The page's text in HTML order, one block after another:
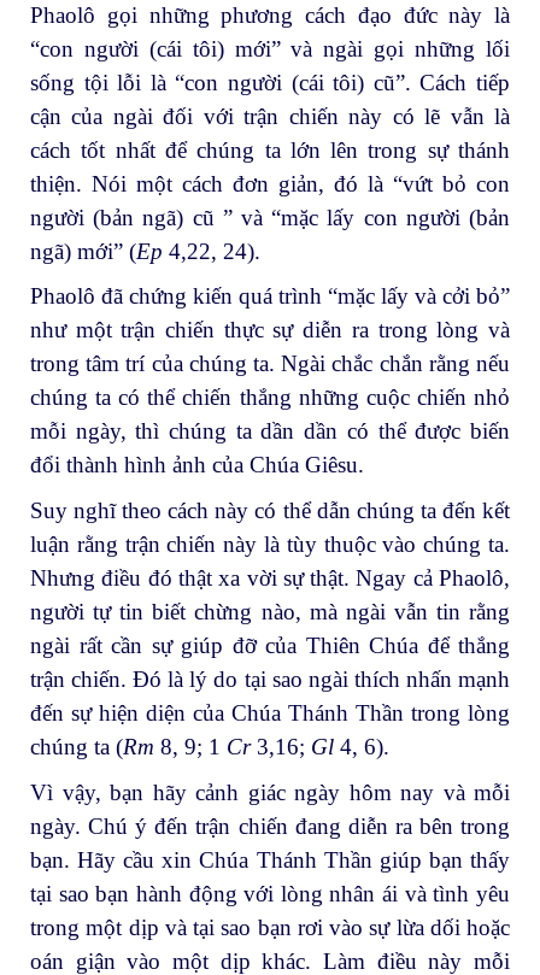
Phaolô gọi những phương cách đạo đức này là
“con người (cái tôi) mới” và ngài gọi những lối
sống tội lỗi là “con người (cái tôi) cũ”. Cách tiếp
cận của ngài đối với trận chiến này có lẽ vẫn là
cách tốt nhất để chúng ta lớn lên trong sự thánh
thiện. Nói một cách đơn giản, đó là “vứt bỏ con
người (bản ngã) cũ ” và “mặc lấy con người (bản
ngã) mới” (Ep 4,22, 24).
Phaolô đã chứng kiến ​​quá trình “mặc lấy và cởi bỏ”
như một trận chiến thực sự diễn ra trong lòng và
trong tâm trí của chúng ta. Ngài chắc chắn rằng nếu
chúng ta có thể chiến thắng những cuộc chiến nhỏ
mỗi ngày, thì chúng ta dần dần có thể được biến
đổi thành hình ảnh của Chúa Giêsu.
Suy nghĩ theo cách này có thể dẫn chúng ta đến kết
luận rằng trận chiến này là tùy thuộc vào chúng ta.
Nhưng điều đó thật xa vời sự thật. Ngay cả Phaolô,
người tự tin biết chừng nào, mà ngài vẫn tin rằng
ngài rất cần sự giúp đỡ của Thiên Chúa để thắng
trận chiến. Đó là lý do tại sao ngài thích nhấn mạnh
đến sự hiện diện của Chúa Thánh Thần trong lòng
chúng ta (Rm 8, 9; 1 Cr3,16; Gl 4, 6).
Vì vậy, bạn hãy cảnh giác ngày hôm nay và mỗi
ngày. Chú ý đến trận chiến đang diễn ra bên trong
bạn. Hãy cầu xin Chúa Thánh Thần giúp bạn thấy
tại sao bạn hành động với lòng nhân ái và tình yêu
trong một dịp và tại sao bạn rơi vào sự lừa dối hoặc
oán giận vào một dịp khác. Làm điều này mỗi